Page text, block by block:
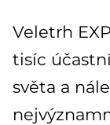
Veletrh
tisíc
světa a